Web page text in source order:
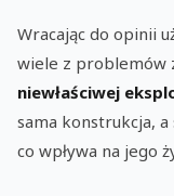
Wracając do opinii
wiele z problemów
niewłaściwej
sama konstrukcja,
co wpływa na jego